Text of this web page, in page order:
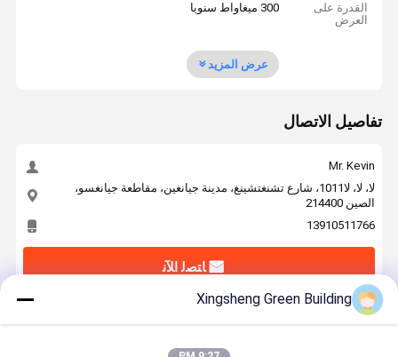
القدرة على
العرض
300 ميغاواط سنويا
عرض المزيد
تفاصيل الاتصال
Mr. Kevin
لا، لا، لا1011، شارع تشنغتشينغ، مدينة جيانغين، مقاطعة جيانغسو،
الصين 214400
13910511766
ﺎﺘﺼﻟ ﺍﻶﻧ
احصل على افضل سعر ل
Xingsheng Green Building